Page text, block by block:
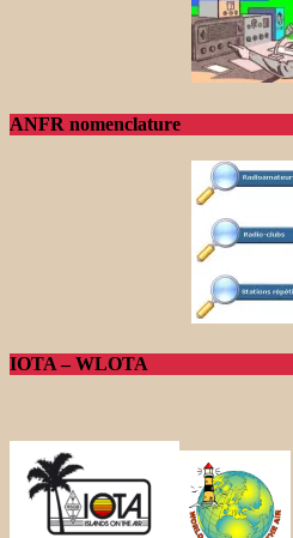
ANFR nomenclature
IOTA – WLOTA